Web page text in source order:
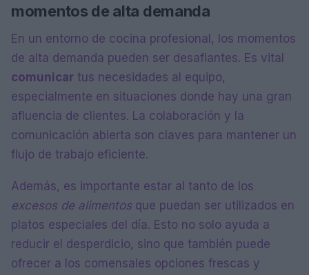
momentos de alta demanda
En un entorno de cocina profesional, los momentos
de alta demanda pueden ser desafiantes. Es vital
comunicar tus necesidades al equipo,
especialmente en situaciones donde hay una gran
afluencia de clientes. La colaboración y la
comunicación abierta son claves para mantener un
flujo de trabajo eficiente.
Además, es importante estar al tanto de los
excesos de alimentosque puedan ser utilizados en
platos especiales del día. Esto no solo ayuda a
reducir el desperdicio, sino que también puede
ofrecer a los comensales opciones frescas y